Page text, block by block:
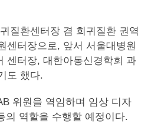
질환센터장 겸 희귀질환 권역
센터장으로, 앞서 서울대병원
센터장, 대한아동신경학회 과
도 했다.
위원을 역임하며 임상 디자
의 역할을 수행할 예정이다.